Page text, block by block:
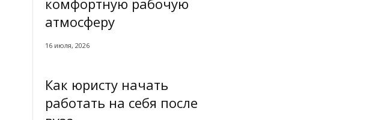
атмосферу
16 июля, 2026
Как юристу начать
работать на себя после